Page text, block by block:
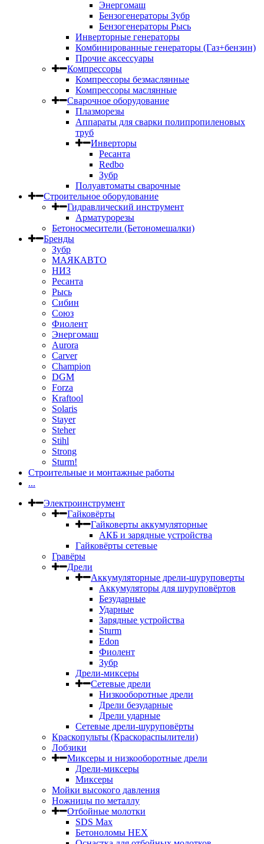
Энергомаш
Бензогенераторы Зубр
Бензогенераторы Рысь
Инверторные генераторы
Комбинированные генераторы (Газ+бензин)
Прочие аксессуары
Компрессоры
Компрессоры безмаслянные
Компрессоры маслянные
Сварочное оборудование
Плазморезы
Аппараты для сварки полипропиленовых
труб
Инверторы
Ресанта
Redbo
Зубр
Полуавтоматы сварочные
Строительное оборудование
Гидравлический инструмент
Арматурорезы
Бетоносмесители (Бетономешалки)
Бренды
Зубр
МАЯКАВТО
НИЗ
Ресанта
Рысь
Сибин
Союз
Фиолент
Энергомаш
Aurora
Carver
Champion
DGM
Forza
Kraftool
Solaris
Stayer
Steher
Stihl
Strong
Sturm!
Строительные и монтажные работы
...
Электроинструмент
Гайковёрты
Гайковерты аккумуляторные
АКБ и зарядные устройства
Гайковёрты сетевые
Гравёры
Дрели
Аккумуляторные дрели-шуруповерты
Аккумуляторы для шуруповёртов
Безударные
Ударные
Зарядные устройства
Sturm
Edon
Фиолент
Зубр
Дрели-миксеры
Сетевые дрели
Низкооборотные дрели
Дрели безударные
Дрели ударные
Сетевые дрели-шуруповёрты
Краскопульты (Краскораспылители)
Лобзики
Миксеры и низкооборотные дрели
Дрели-миксеры
Миксеры
Мойки высокого давления
Ножницы по металлу
Отбойные молотки
SDS Max
Бетоноломы HEX